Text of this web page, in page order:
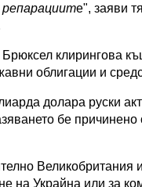
репарациите", заяви
клирингова
облигации и
долара руски
бе причинено
Великобритания
на Украйна или за